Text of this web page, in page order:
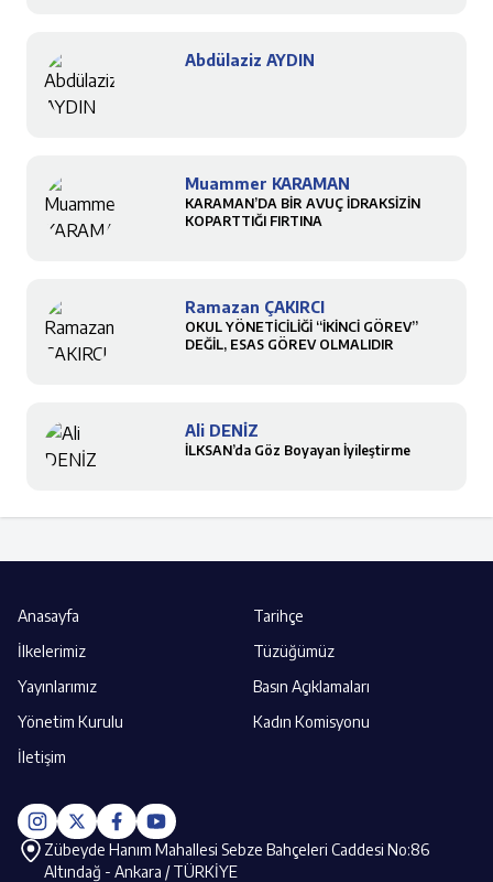
Abdülaziz AYDIN
Muammer KARAMAN
KARAMAN’DA BİR AVUÇ İDRAKSİZİN
KOPARTTIĞI FIRTINA
Ramazan ÇAKIRCI
OKUL YÖNETİCİLİĞİ “İKİNCİ GÖREV”
DEĞİL, ESAS GÖREV OLMALIDIR
Ali DENİZ
İLKSAN’da Göz Boyayan İyileştirme
Anasayfa
Tarihçe
İlkelerimiz
Tüzüğümüz
Yayınlarımız
Basın Açıklamaları
Yönetim Kurulu
Kadın Komisyonu
İletişim
Zübeyde Hanım Mahallesi Sebze Bahçeleri Caddesi No:86
Altındağ - Ankara / TÜRKİYE